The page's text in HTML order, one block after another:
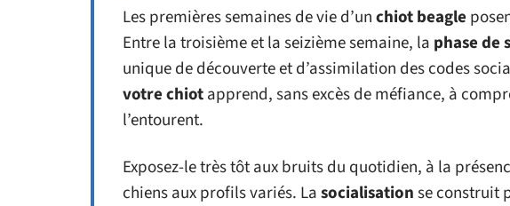
Les premières semaines de vie d’unchiot beagle
Entre la troisième et la seizième semaine, la phase de
unique de découverte et d’assimilation des codes
votre chiotapprend, sans excès de méfiance, à
l’entourent.
Exposez-le très tôt aux bruits du quotidien, à la
chiens aux profils variés. Lasocialisationse construit